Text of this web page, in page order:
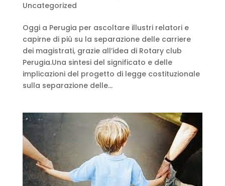
Uncategorized
Oggi a Perugia per ascoltare illustri relatori e
capirne di più su la separazione delle carriere
dei magistrati, grazie all’idea di Rotary club
Perugia.Una sintesi del significato e delle
implicazioni del progetto di legge costituzionale
sulla separazione delle...